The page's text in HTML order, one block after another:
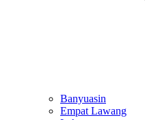
Banyuasin
Empat Lawang